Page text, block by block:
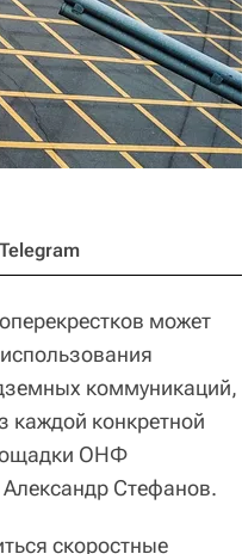
Telegram
может
коммуникаций,
каждой конкретной
ОНФ
Стефанов.
скоростные